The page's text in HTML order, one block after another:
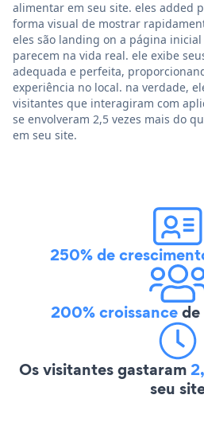
alimentar em seu site. eles added
forma visual de mostrar
eles são landing on a página
parecem na vida real. ele exibe
adequada e perfeita,
experiência no local. na verdade,
visitantes que interagiram com
se envolveram 2,5 vezes mais do
em seu site.
250% de
200% croissance
Os visitantes gastaram
seu